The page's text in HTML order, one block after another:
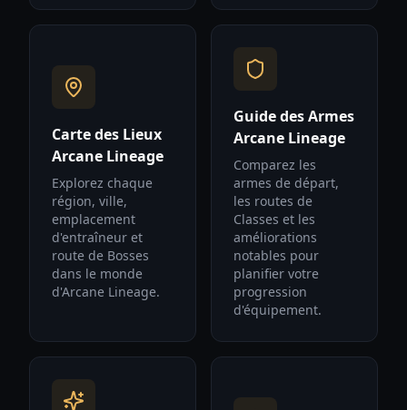
Carte des Lieux
Arcane Lineage
Explorez chaque
région, ville,
emplacement
d'entraîneur et
route de Bosses
dans le monde
d'Arcane Lineage.
Guide des Armes
Arcane Lineage
Comparez les
armes de départ,
les routes de
Classes et les
améliorations
notables pour
planifier votre
progression
d'équipement.